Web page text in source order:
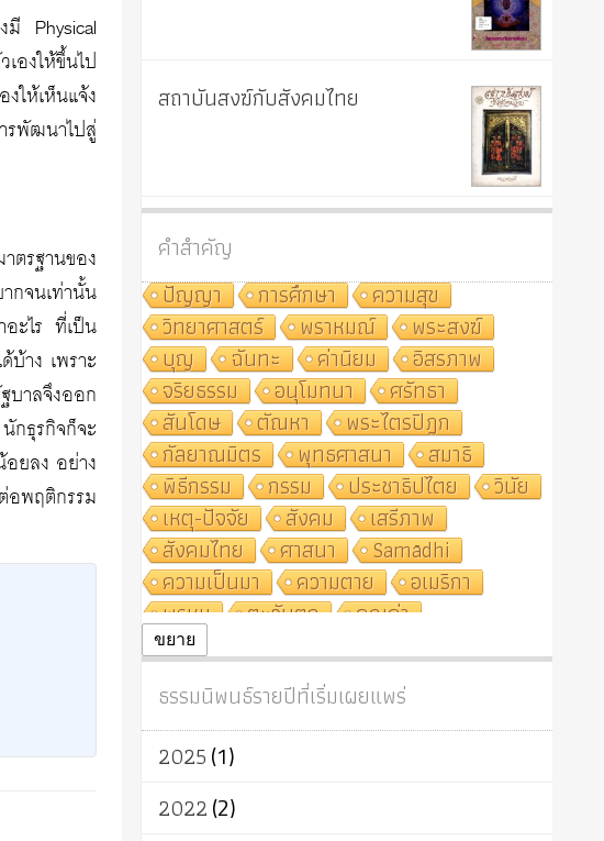
Physical
องให้ขึ้นไป
ให้เห็นแจ้ง
พัฒนาไปสู่
ตรฐานของ
กจนเท่านั้น
ะไร ที่เป็น
บ้าง เพราะ
บาลจึงออก
กธุรกิจก็จะ
อยลง อย่าง
อพฤติกรรม
สถาบันสงฆ์กับสังคมไทย
คำสำคัญ
ปัญญา
การศึกษา
ความสุข
วิทยาศาสตร์
พราหมณ์
พระสงฆ์
บุญ
ฉันทะ ค่านิยม
อิสรภาพ
จริยธรรม
อนุโมทนา
ศรัทธา
สันโดษ
ตัณหา
พระไตรปิฎก
กัลยาณมิตร
พุทธศาสนา
สมาธิ
พิธีกรรม
กรรม ประชาธิปไตย
วินัย
เหตุ-ปัจจัย
สังคม
เสรีภาพ
สังคมไทย
ศาสนา
Samādhi
ความเป็นมา
ความตาย
อเมริกา
พรหม
ตะวันตก
คุณค่า
ปฏิจจสมุปบาท
ศาสนาประจำชาติ
ผู้บริโภค
ธรรมาธิปไตย
การแยกรัฐกับศาสนา
ธรรมชาติ
เทคโนโลยี
พุทธบริษัท
ขยาย
ธรรมนิพนธ์รายปีที่เริ่มเผยแพร่
2025(1)
2022(2)